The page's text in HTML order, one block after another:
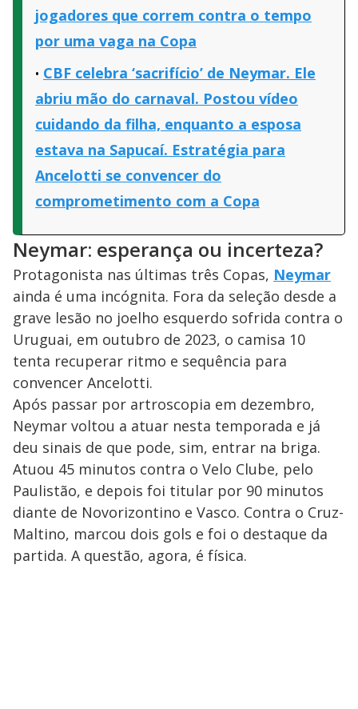
jogadores que correm contra o tempo
por uma vaga na Copa
CBF celebra ‘sacrifício’ de Neymar. Ele
abriu mão do carnaval. Postou vídeo
cuidando da filha, enquanto a esposa
estava na Sapucaí. Estratégia para
Ancelotti se convencer do
comprometimento com a Copa
Neymar: esperança ou incerteza?
Protagonista nas últimas três Copas, Neymar
ainda é uma incógnita. Fora da seleção desde a
grave lesão no joelho esquerdo sofrida contra o
Uruguai, em outubro de 2023, o camisa 10
tenta recuperar ritmo e sequência para
convencer Ancelotti.
Após passar por artroscopia em dezembro,
Neymar voltou a atuar nesta temporada e já
deu sinais de que pode, sim, entrar na briga.
Atuou 45 minutos contra o Velo Clube, pelo
Paulistão, e depois foi titular por 90 minutos
diante de Novorizontino e Vasco. Contra o Cruz-
Maltino, marcou dois gols e foi o destaque da
partida. A questão, agora, é física.